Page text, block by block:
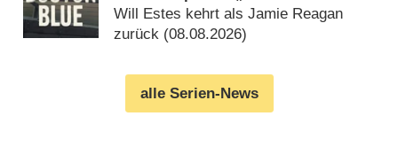
Will Estes kehrt als Jamie Reagan
zurück (08.08.2026)
alle Serien-News